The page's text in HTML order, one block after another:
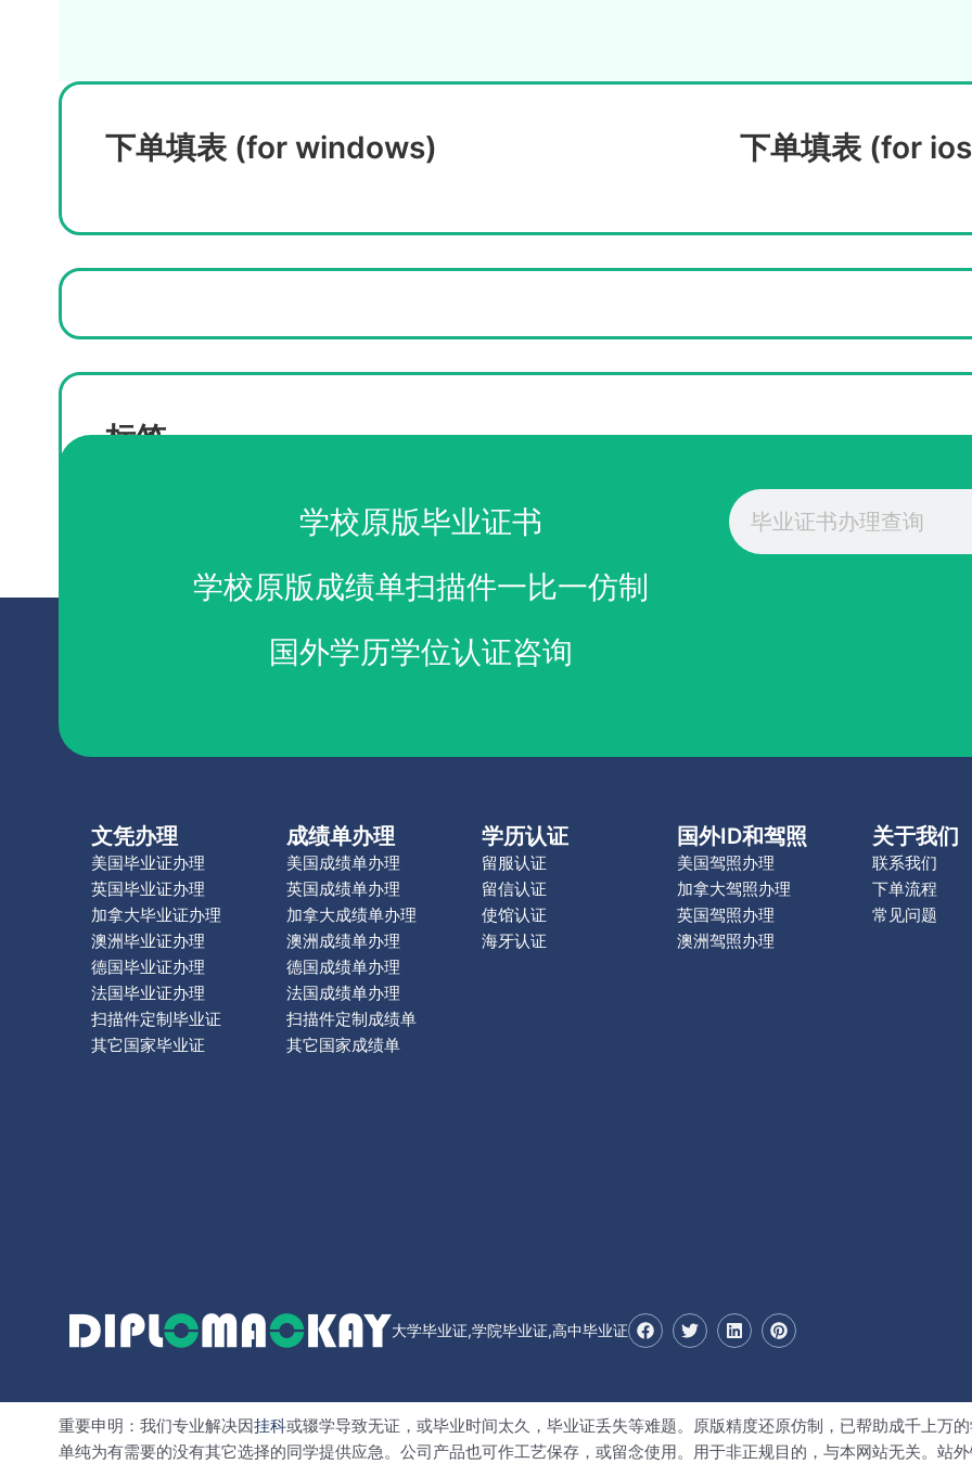
下单填表 (for windows) 下单填表 (for
标签
学校原版毕业证书
学校原版成绩单扫描件一比一仿制
国外学历学位认证咨询
Search
文凭办理
美国毕业证办理
英国毕业证办理
加拿大毕业证办理
澳洲毕业证办理
德国毕业证办理
法国毕业证办理
扫描件定制毕业证
其它国家毕业证
成绩单办理
美国成绩单办理
英国成绩单办理
加拿大成绩单办理
澳洲成绩单办理
德国成绩单办理
法国成绩单办理
扫描件定制成绩单
其它国家成绩单
学历认证
留服认证
留信认证
使馆认证
海牙认证
国外ID和驾照
美国驾照办理
加拿大驾照办理
英国驾照办理
澳洲驾照办理
关于我们
联系我们
下单流程
常见问题
大学毕业证,学院毕业证,高中毕业证
F
a
c
o
o
k
T
w
i
e
L
i
n
d
i
n
P
i
n
r
e
s
t
重要申明：我们专业解决因挂科或辍学导致无证，或毕业时间太久，毕业证丢失等难题。原版精度还原仿制，已帮助成千上万
单纯为有需要的没有其它选择的同学提供应急。公司产品也可作工艺保存，或留念使用。用于非正规目的，与本网站无关。站